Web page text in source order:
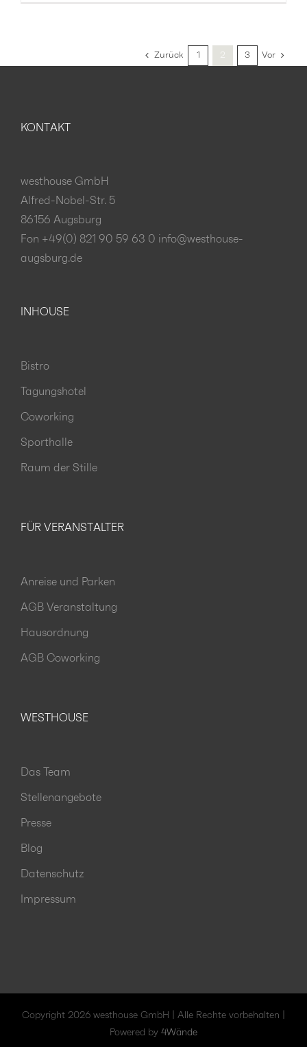
Zurück 1 2 3 Vor
KONTAKT
westhouse GmbH
Alfred-Nobel-Str. 5
86156 Augsburg
Fon +49(0) 821 90 59 63 0 info@westhouse-
augsburg.de
INHOUSE
Bistro
Tagungshotel
Coworking
Sporthalle
Raum der Stille
FÜR VERANSTALTER
Anreise und Parken
AGB Veranstaltung
Hausordnung
AGB Coworking
WESTHOUSE
Das Team
Stellenangebote
Presse
Blog
Datenschutz
Impressum
Copyright 2026 westhouse GmbH | Alle Rechte vorbehalten |
Powered by 4Wände